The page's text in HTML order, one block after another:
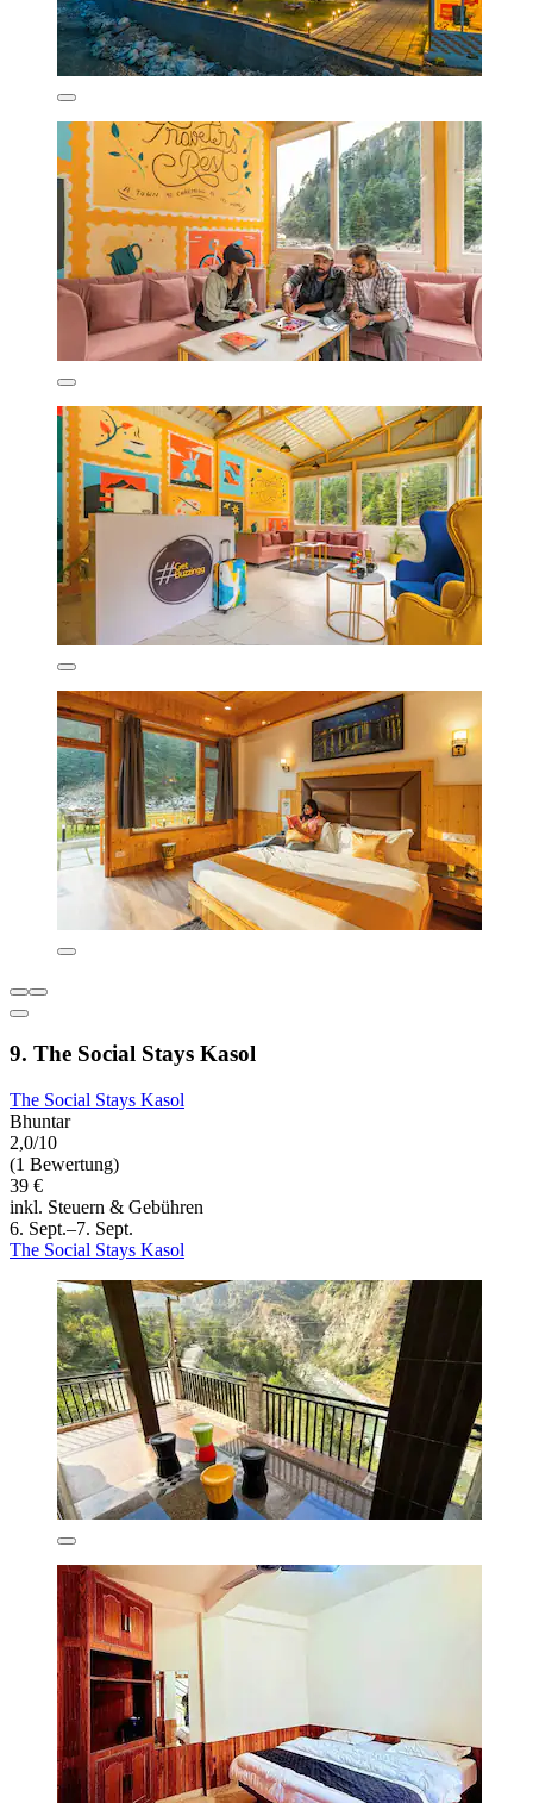
9. The Social Stays Kasol
The Social Stays Kasol
Bhuntar
2,0/10
(1 Bewertung)
39 €
inkl. Steuern & Gebühren
6. Sept.–7. Sept.
The Social Stays Kasol